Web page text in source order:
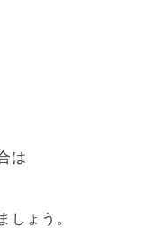
は
しょう。